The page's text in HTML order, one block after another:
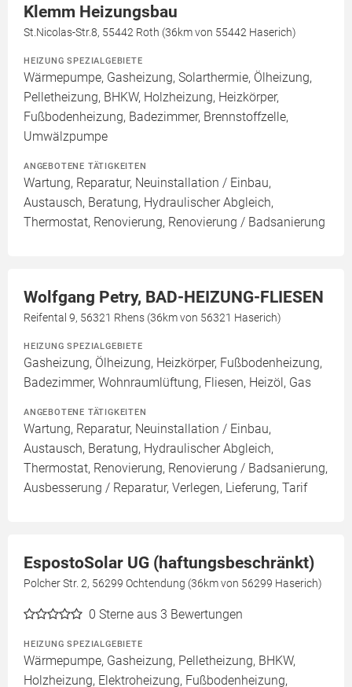
Klemm Heizungsbau
St.Nicolas-Str.8, 55442 Roth (36km von 55442 Haserich)
HEIZUNG SPEZIALGEBIETE
Wärmepumpe, Gasheizung, Solarthermie, Ölheizung,
Pelletheizung, BHKW, Holzheizung, Heizkörper,
Fußbodenheizung, Badezimmer, Brennstoffzelle,
Umwälzpumpe
ANGEBOTENE TÄTIGKEITEN
Wartung, Reparatur, Neuinstallation / Einbau,
Austausch, Beratung, Hydraulischer Abgleich,
Thermostat, Renovierung, Renovierung / Badsanierung
Wolfgang Petry, BAD-HEIZUNG-FLIESEN
Reifental 9, 56321 Rhens (36km von 56321 Haserich)
HEIZUNG SPEZIALGEBIETE
Gasheizung, Ölheizung, Heizkörper, Fußbodenheizung,
Badezimmer, Wohnraumlüftung, Fliesen, Heizöl, Gas
ANGEBOTENE TÄTIGKEITEN
Wartung, Reparatur, Neuinstallation / Einbau,
Austausch, Beratung, Hydraulischer Abgleich,
Thermostat, Renovierung, Renovierung / Badsanierung,
Ausbesserung / Reparatur, Verlegen, Lieferung, Tarif
EspostoSolar UG (haftungsbeschränkt)
Polcher Str. 2, 56299 Ochtendung (36km von 56299 Haserich)
0 Sterne aus 3 Bewertungen
HEIZUNG SPEZIALGEBIETE
Wärmepumpe, Gasheizung, Pelletheizung, BHKW,
Holzheizung, Elektroheizung, Fußbodenheizung,